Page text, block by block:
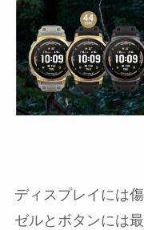
ディスプレイには
ゼルとボタンには